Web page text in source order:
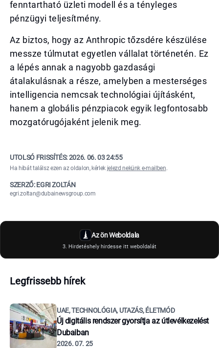
fenntartható üzleti modell és a tényleges
pénzügyi teljesítmény.
Az biztos, hogy az Anthropic tőzsdére készülése
messze túlmutat egyetlen vállalat történetén. Ez
a lépés annak a nagyobb gazdasági
átalakulásnak a része, amelyben a mesterséges
intelligencia nemcsak technológiai újításként,
hanem a globális pénzpiacok egyik legfontosabb
mozgatórugójaként jelenik meg.
UTOLSÓ FRISSÍTÉS:2026. 06. 03 24:55
Ha hibát találsz ezen az oldalon, kérlek jelezd nekünk e-mailben.
SZERZŐ: EGRI ZOLTÁN
egri.zoltan@dubainewsgroup.com
Az ön Weboldala
3. Hirdetéshely hirdesse itt weboldalát
Legfrissebb hírek
UAE, TECHNOLÓGIA, UTAZÁS, ÉLETMÓD
Új digitális rendszer gyorsítja az útlevélkezelést
Dubaiban
2026. 07. 25